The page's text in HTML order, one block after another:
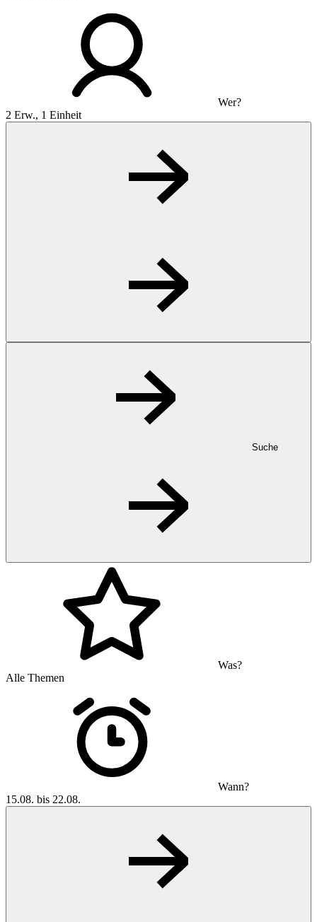
Wer?
2 Erw., 1 Einheit
Suche
Was?
Alle Themen
Wann?
15.08. bis 22.08.